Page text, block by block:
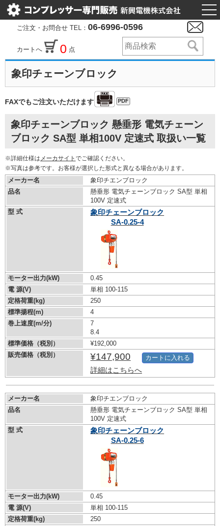
ご注文・お問合せ TEL： 06-6996-0596
カートへ 0 点
象印チェーンブロック
FAXでもご注文いただけます PDF
象印チェーンブロック 懸垂形 電気チェーン
ブロック SA型 単相100V 定速式 取扱い一覧
※詳細仕様は メーカサイト でご確認ください。
※写真は参考です。お客様が選択した形式と異なる場合があります。
メーカー名
象印チエンブロック
品名
懸垂形 電気チェーンブロック SA型 単相
100V 定速式
型 式
象印チェーンブロック
SA-0.25-4
モーター出力(kW)
0.45
電 源(V)
単相 100-115
定格荷重(kg)
250
標準揚程(m)
4
巻上速度(m/分)
7
8.4
標準価格（税別）
¥192,000
販売価格（税別）
¥147,900
詳細はこちらへ
カートに入れる
メーカー名
象印チエンブロック
品名
懸垂形 電気チェーンブロック SA型 単相
100V 定速式
型 式
象印チェーンブロック
SA-0.25-6
モーター出力(kW)
0.45
電 源(V)
単相 100-115
定格荷重(kg)
250